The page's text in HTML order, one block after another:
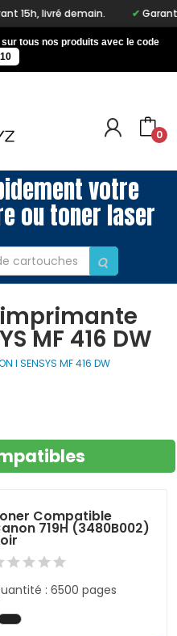
15h, livré demain.
sur tous nos produits avec le code
0
votre
ou toner laser
MF 416 DW
I SENSYS MF 416 DW
Compatible
719H (3480B002)
: 6500 pages